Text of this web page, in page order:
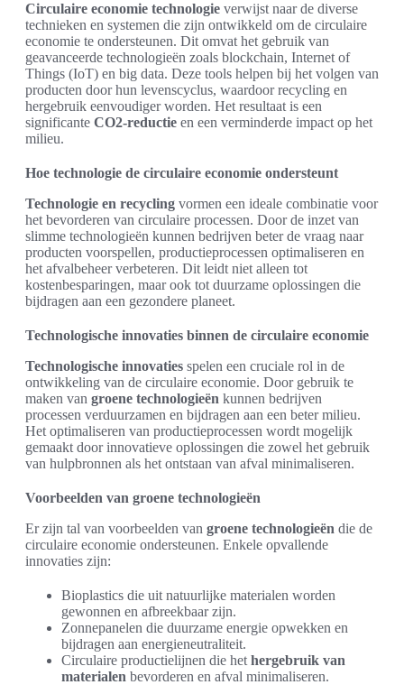
Circulaire economie technologie verwijst naar de diverse
technieken en systemen die zijn ontwikkeld om de circulaire
economie te ondersteunen. Dit omvat het gebruik van
geavanceerde technologieën zoals blockchain, Internet of
Things (IoT) en big data. Deze tools helpen bij het volgen van
producten door hun levenscyclus, waardoor recycling en
hergebruik eenvoudiger worden. Het resultaat is een
significante CO2-reductie en een verminderde impact op het
milieu.
Hoe technologie de circulaire economie ondersteunt
Technologie en recycling vormen een ideale combinatie voor
het bevorderen van circulaire processen. Door de inzet van
slimme technologieën kunnen bedrijven beter de vraag naar
producten voorspellen, productieprocessen optimaliseren en
het afvalbeheer verbeteren. Dit leidt niet alleen tot
kostenbesparingen, maar ook tot duurzame oplossingen die
bijdragen aan een gezondere planeet.
Technologische innovaties binnen de circulaire economie
Technologische innovaties spelen een cruciale rol in de
ontwikkeling van de circulaire economie. Door gebruik te
maken van groene technologieën kunnen bedrijven
processen verduurzamen en bijdragen aan een beter milieu.
Het optimaliseren van productieprocessen wordt mogelijk
gemaakt door innovatieve oplossingen die zowel het gebruik
van hulpbronnen als het ontstaan van afval minimaliseren.
Voorbeelden van groene technologieën
Er zijn tal van voorbeelden van groene technologieën die de
circulaire economie ondersteunen. Enkele opvallende
innovaties zijn:
Bioplastics die uit natuurlijke materialen worden
gewonnen en afbreekbaar zijn.
Zonnepanelen die duurzame energie opwekken en
bijdragen aan energieneutraliteit.
Circulaire productielijnen die het hergebruik van
materialen bevorderen en afval minimaliseren.